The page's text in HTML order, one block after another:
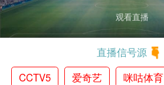
观看直播
直播信号源
CCTV5
爱奇艺 咪咕体育